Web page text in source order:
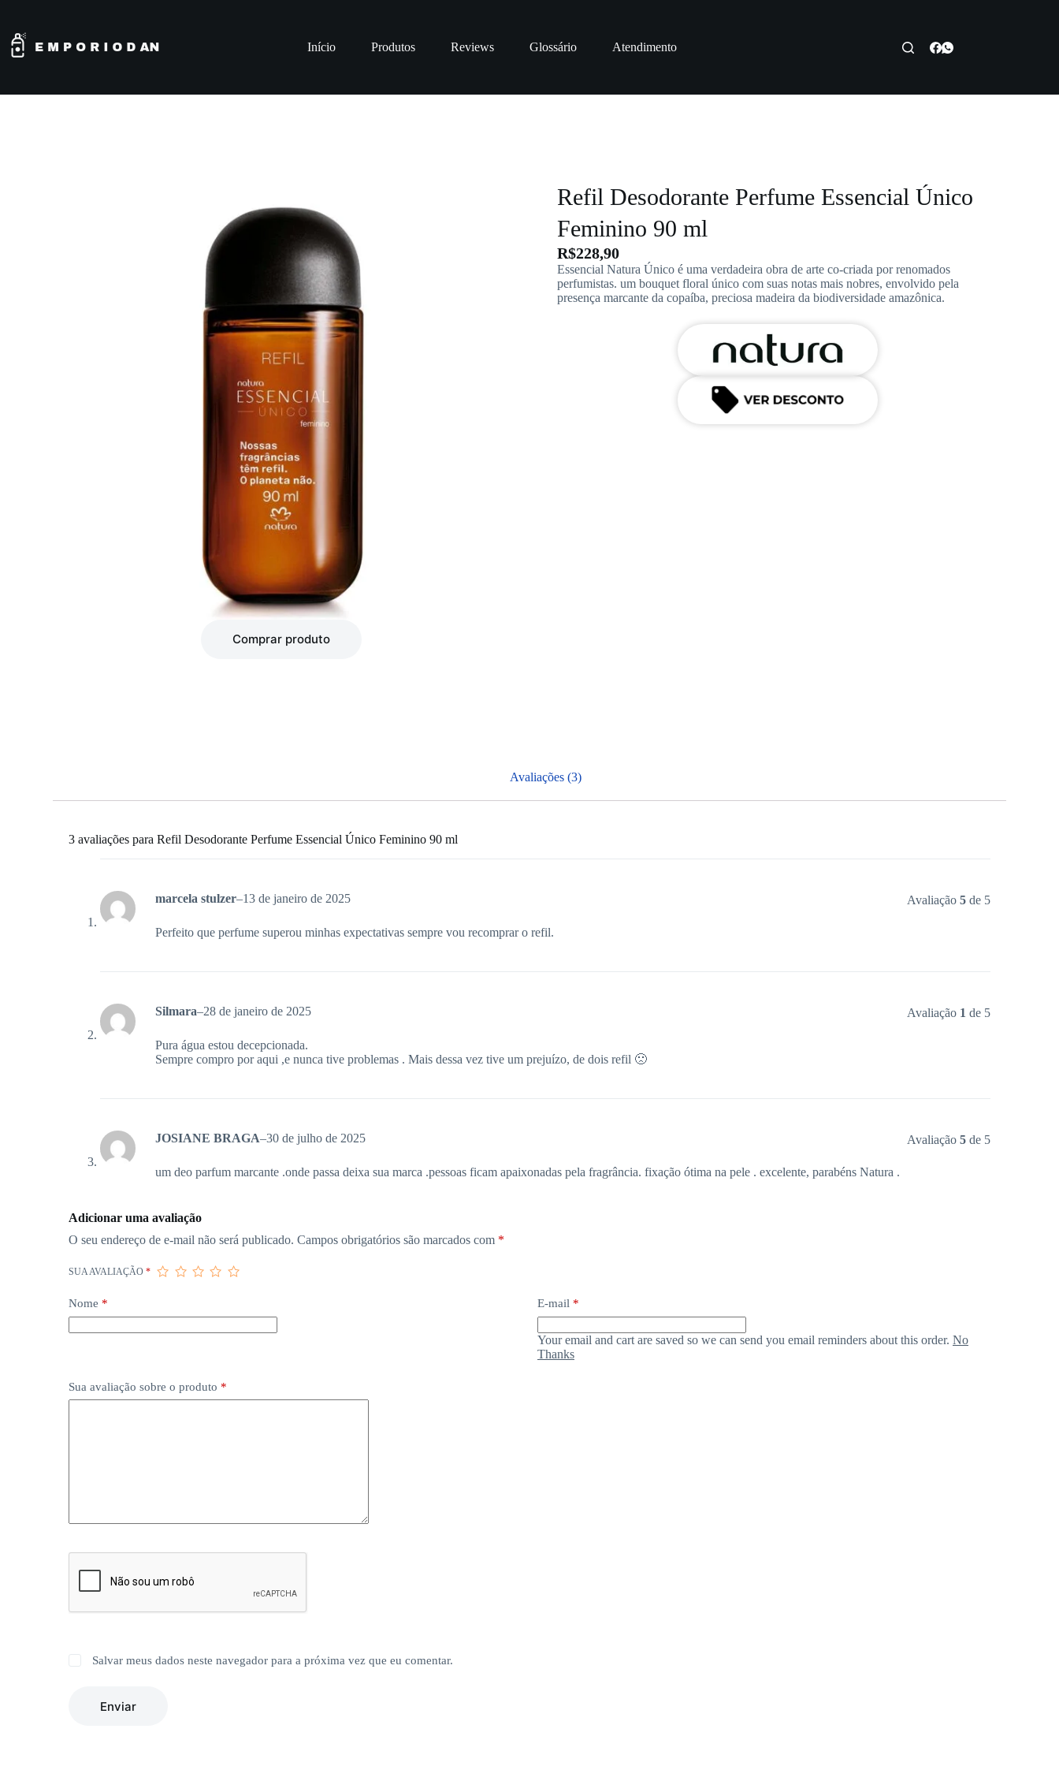
Início Produtos Reviews Glossário Atendimento
Comprar produto
Refil Desodorante Perfume Essencial Único
Feminino 90 ml
R$228,90
Essencial Natura Único é uma verdadeira obra de arte co-criada por renomados
perfumistas. um bouquet floral único com suas notas mais nobres, envolvido pela
presença marcante da copaíba, preciosa madeira da biodiversidade amazônica.
Avaliações (3)
3 avaliações paraRefil Desodorante Perfume Essencial Único Feminino 90 ml
Avaliação 5de 5
marcela stulzer–13 de janeiro de 2025
Perfeito que perfume superou minhas expectativas sempre vou recomprar o refil.
Avaliação 1 de 5
Silmara–28 de janeiro de 2025
Pura água estou decepcionada.
Sempre compro por aqui ,e nunca tive problemas . Mais dessa vez tive um prejuízo, de dois refil 🙁
Avaliação 5de 5
JOSIANE BRAGA–30 de julho de 2025
um deo parfum marcante .onde passa deixa sua marca .pessoas ficam apaixonadas pela fragrância. fixação ótima na pele . excelente, parabéns Natura .
Adicionar uma avaliação
O seu endereço de e-mail não será publicado. Campos obrigatórios são marcados com *
SUA AVALIAÇÃO*
Nome * E-mail *
Your email and cart are saved so we can send you email reminders about this order. No
Thanks
Sua avaliação sobre o produto *
Salvar meus dados neste navegador para a próxima vez que eu comentar.
Enviar